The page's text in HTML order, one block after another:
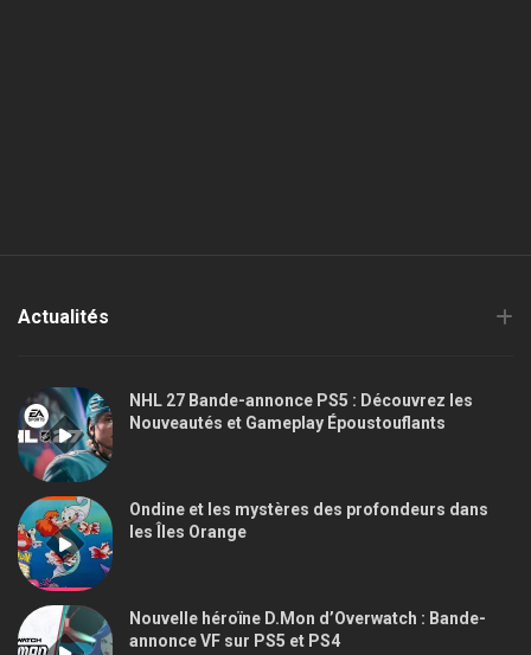
Actualités
NHL 27 Bande-annonce PS5 : Découvrez les
Nouveautés et Gameplay Époustouflants
Ondine et les mystères des profondeurs dans
les Îles Orange
Nouvelle héroïne D.Mon d’Overwatch : Bande-
annonce VF sur PS5 et PS4